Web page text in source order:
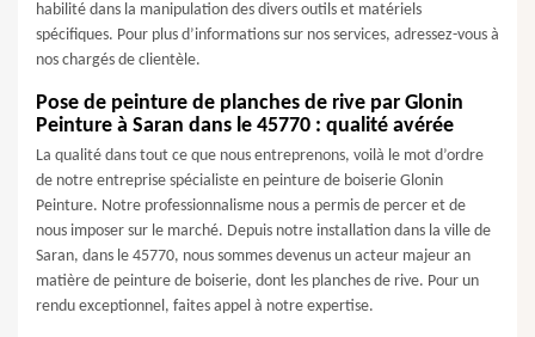
habilité dans la manipulation des divers outils et matériels
spécifiques. Pour plus d’informations sur nos services, adressez-vous à
nos chargés de clientèle.
Pose de peinture de planches de rive par Glonin
Peinture à Saran dans le 45770 : qualité avérée
La qualité dans tout ce que nous entreprenons, voilà le mot d’ordre
de notre entreprise spécialiste en peinture de boiserie Glonin
Peinture. Notre professionnalisme nous a permis de percer et de
nous imposer sur le marché. Depuis notre installation dans la ville de
Saran, dans le 45770, nous sommes devenus un acteur majeur an
matière de peinture de boiserie, dont les planches de rive. Pour un
rendu exceptionnel, faites appel à notre expertise.